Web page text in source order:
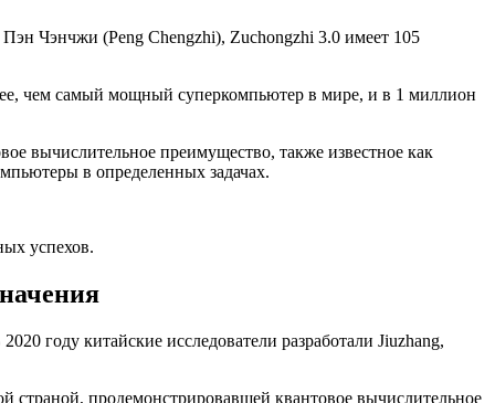
Чэнчжи (Peng Chengzhi), Zuchongzhi 3.0 имеет 105
чем самый мощный суперкомпьютер в мире, и в 1 миллион
вычислительное преимущество, также известное как
в определенных задачах.
успехов.
году китайские исследователи разработали Jiuzhang,
продемонстрировавшей квантовое вычислительное